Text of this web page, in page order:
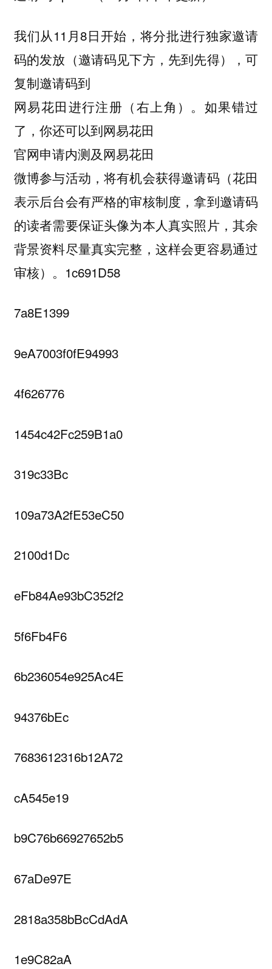
我们从11月8日开始，将分批进行独家邀请
码的发放（邀请码见下方，先到先得），可
复制邀请码到
网易花田进行注册（右上角）。如果错过
了，你还可以到网易花田
官网申请内测及网易花田
微博参与活动，将有机会获得邀请码（花田
表示后台会有严格的审核制度，拿到邀请码
的读者需要保证头像为本人真实照片，其余
背景资料尽量真实完整，这样会更容易通过
审核）。1c691D58
7a8E1399
9eA7003f0fE94993
4f626776
1454c42Fc259B1a0
319c33Bc
109a73A2fE53eC50
2100d1Dc
eFb84Ae93bC352f2
5f6Fb4F6
6b236054e925Ac4E
94376bEc
7683612316b12A72
cA545e19
b9C76b66927652b5
67aDe97E
2818a358bBcCdAdA
1e9C82aA